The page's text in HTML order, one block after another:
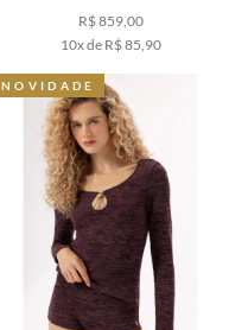
R$ 859,00
10x de R$ 85,90
NOVIDADE